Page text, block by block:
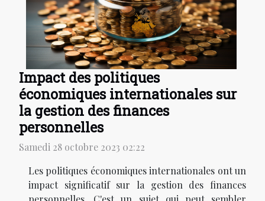
Impact des politiques
économiques internationales sur
la gestion des finances
personnelles
Samedi 28 octobre 2023 02:22
Les politiques économiques internationales ont un
impact significatif sur la gestion des finances